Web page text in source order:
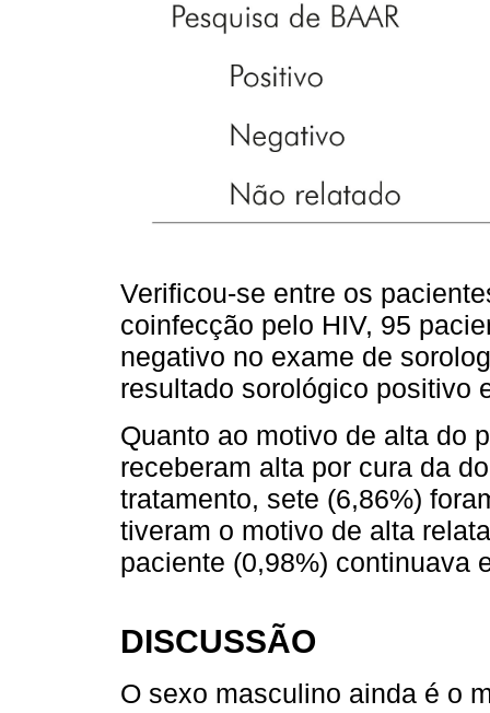
Verificou-se entre os
coinfecção pelo HIV, 95
negativo no exame de
resultado sorológico positivo
Quanto ao motivo de alta do
receberam alta por cura da
tratamento, sete (6,86%)
tiveram o motivo de alta
paciente (0,98%) continuava
DISCUSSÃO
O sexo masculino ainda é o